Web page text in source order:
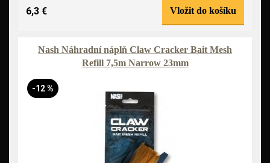
6,3 € Vložit do košíku
Nash Náhradní náplň Claw Cracker Bait Mesh
Refill 7,5m Narrow 23mm
-12 %